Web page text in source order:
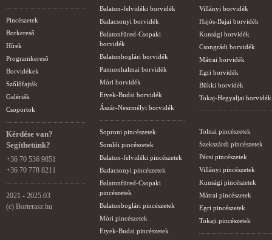
Pincészetek
Borkereső
Hírek
Programkereső
Borvidékek
Szőlőfajták
Galériák
Csoportok
Kérdése van?
Segíthetünk?
+36 70 536 9851
+36 70 778 8211
2021 - 2025.03
(c) Borterasz.hu
Balaton-felvidéki borvidék
Badacsonyi borvidék
Balatonfüred-Csopaki
borvidék
Balatonboglári borvidék
Pannonhalmai borvidék
Móri borvidék
Etyek-Budai borvidék
Ászár-Neszmélyi borvidék
Soproni pincészetek
Somlói pincészetek
Balaton-felvidéki pincészetek
Badacsonyi pincészetek
Balatonfüred-Csopaki
pincészetek
Balatonboglári pincészetek
Móri pincészetek
Etyek-Budai pincészetek
Villányi borvidék
Hajós-Bajai borvidék
Kunsági borvidék
Csongrádi borvidék
Mátrai borvidék
Egri borvidék
Bükki borvidék
Tokaj-Hegyaljai borvidék
Tolnai pincészetek
Szekszárdi pincészetek
Pécsi pincészetek
Villányi pincészetek
Kunsági pincészetek
Mátrai pincészetek
Egri pincészetek
Tokaji pincészetek